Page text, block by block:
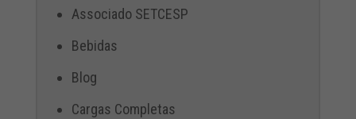
Associado SETCESP
Bebidas
Blog
Cargas Completas